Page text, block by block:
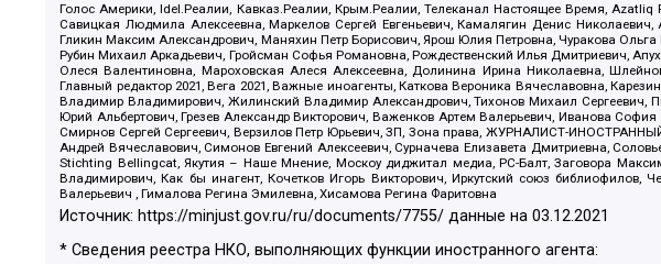
Голос Америки, Idel.Реалии, Кавказ.Реалии, Крым.Реалии, Телеканал Настоящее Время, Azatliq
Савицкая Людмила Алексеевна, Маркелов Сергей Евгеньевич, Камалягин Денис
Гликин Максим Александрович, Маняхин Петр Борисович, Ярош Юлия Петровна, Чуракова
Рубин Михаил Аркадьевич, Гройсман Софья Романовна, Рождественский Илья Дмитриевич,
Олеся Валентиновна, Мароховская Алеся Алексеевна, Долинина Ирина Николаевна,
Главный редактор 2021, Вега 2021, Важные иноагенты, Каткова Вероника Вячеславовна,
Владимир Владимирович, Жилинский Владимир Александрович, Тихонов Михаил Сергеевич,
Юрий Альбертович, Грезев Александр Викторович, Важенков Артем Валерьевич, Иванова
Смирнов Сергей Сергеевич, Верзилов Петр Юрьевич, ЗП, Зона права, ЖУРНАЛИСТ-
Андрей Вячеславович, Симонов Евгений Алексеевич, Сурначева Елизавета Дмитриевна,
Stichting Bellingcat, Якутия – Наше Мнение, Москоу диджитал медиа, РС-Балт, Заговора
Владимирович, Как бы инагент, Кочетков Игорь Викторович, Иркутский союз библиофилов,
Валерьевич , Гималова Регина Эмилевна, Хисамова Регина Фаритовна
Источник: https://minjust.gov.ru/ru/documents/7755/ данные на03.12.2021
* Сведения реестра НКО, выполняющих функции иностранного агента: